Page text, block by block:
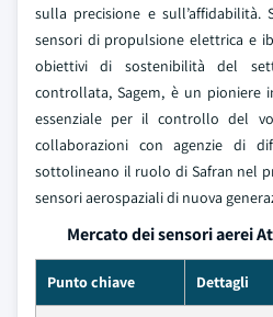
sulla precisione e sull’affidabilità.
sensori di propulsione elettrica e
obiettivi di sostenibilità del
controllata, Sagem, è un pioniere
essenziale per il controllo del
collaborazioni con agenzie di
sottolineano il ruolo di Safran nel
sensori aerospaziali di nuova
Mercato dei sensori aerei
Punto chiave Dettagli